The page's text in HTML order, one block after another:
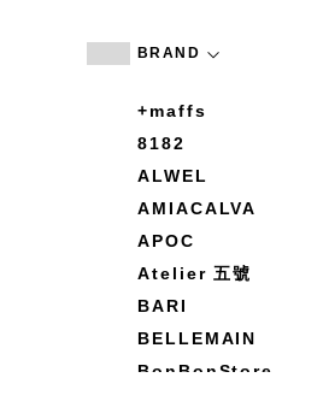
BRAND
+maffs
8182
ALWEL
AMIACALVA
APOC
Atelier 五號
BARI
BELLEMAIN
BonBonStore